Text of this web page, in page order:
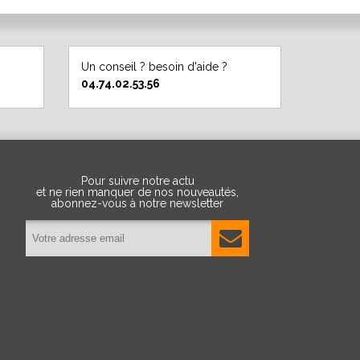
Un conseil ? besoin d'aide ?
04.74.02.53.56
Pour suivre notre actu
et ne rien manquer de nos nouveautés,
abonnez-vous à notre newsletter